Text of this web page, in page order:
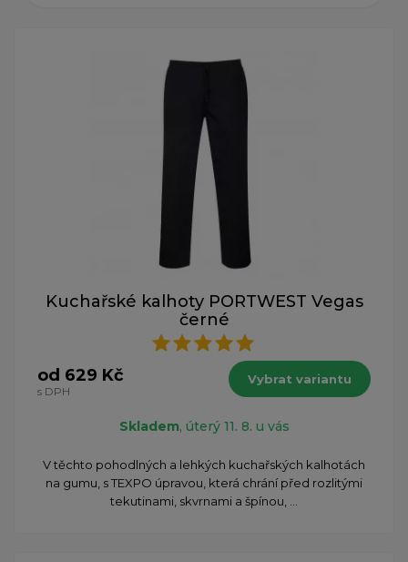
Kuchařské kalhoty PORTWEST Vegas
černé
od 629 Kč
s DPH
Vybrat variantu
Skladem, úterý 11. 8. u vás
V těchto pohodlných a lehkých kuchařských kalhotách
na gumu, s TEXPO úpravou, která chrání před rozlitými
tekutinami, skvrnami a špínou, ...